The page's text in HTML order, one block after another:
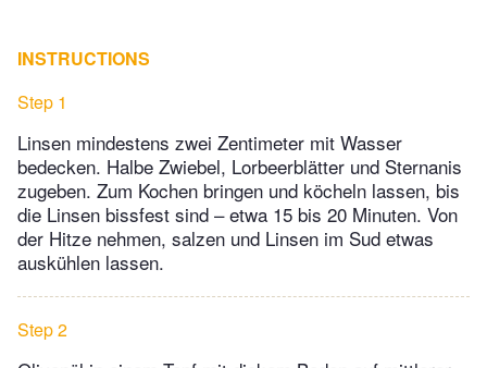
INSTRUCTIONS
Step 1
Linsen mindestens zwei Zentimeter mit Wasser
bedecken. Halbe Zwiebel, ­Lorbeerblätter und Sternanis
zugeben. Zum Kochen bringen und köcheln lassen, bis
die Linsen bissfest sind – etwa 15 bis 20 Minuten. Von
der Hitze nehmen, salzen und Linsen im Sud etwas
auskühlen ­lassen.
Step 2